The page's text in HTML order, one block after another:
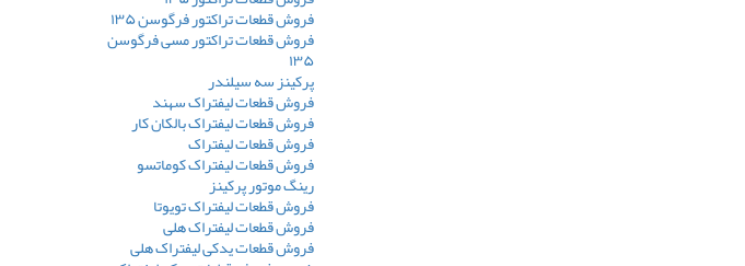
فروش قطعات تراکتور فرگوسن ۱۳۵
فروش قطعات تراکتور مسی فرگوسن
۱۳۵
پرکینز سه سیلندر
فروش قطعات لیفتراک سهند
فروش قطعات لیفتراک بالکان کار
فروش قطعات لیفتراک
فروش قطعات لیفتراک کوماتسو
رینگ موتور پرکینز
فروش قطعات لیفتراک تویوتا
فروش قطعات لیفتراک هلی
فروش قطعات یدکی لیفتراک هلی